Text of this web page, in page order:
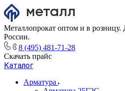
Металлопрокат оптом и в розницу.
России.
8 (495) 481-71-28
Скачать прайс
Каталог
Арматура